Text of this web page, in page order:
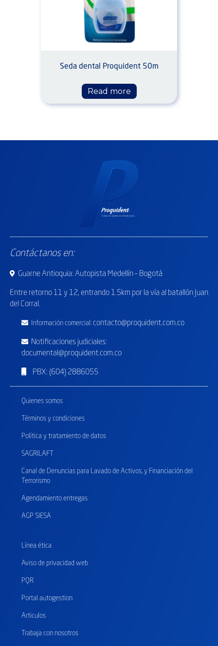
Seda dental Proquident 50m
Read more
Contáctanos en:
Guarne Antioquia: Autopista Medellín – Bogotá
Entre retorno 11 y 12, entrando 1.5km por la vía al batallón Juan
del Corral.
Información comercial: contacto@proquident.com.co
Notificaciones judiciales:
documental@proquident.com.co
PBX: (604) 2886055
Quienes somos
Términos y condiciones
Política y tratamiento de datos
SAGRILAFT
Canal de Denuncias para Lavado de Activos, y Financiación del
Terrorismo
Agendamiento entregas
AGP SIESA
Línea ética
Aviso de privacidad web
PQR
Portal autogestion
Articulos
Trabaja con nosotros